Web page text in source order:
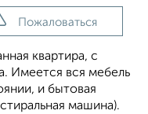
Пожаловаться
квартира, с
Имеется вся мебель
и бытовая
машина).